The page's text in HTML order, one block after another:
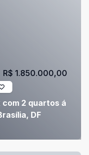
com 2 quartos á
DF
R$ 1.850.000,00